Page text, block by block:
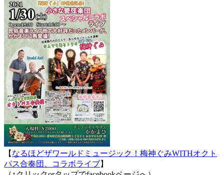
【 なるほどザワールドミュージック！梅神ぐみWITHオクト
パス合奏団、コラボライブ】